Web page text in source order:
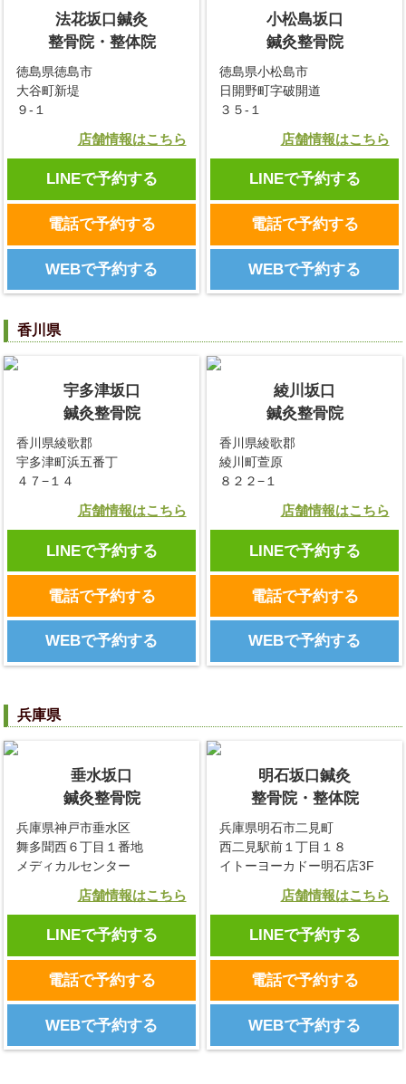
法花坂口鍼灸
整骨院・整体院
徳島県徳島市
大谷町新堤
９-１
店舗情報はこちら
LINEで予約する
電話で予約する
WEBで予約する
小松島坂口
鍼灸整骨院
徳島県小松島市
日開野町字破開道
３５-１
店舗情報はこちら
LINEで予約する
電話で予約する
WEBで予約する
香川県
宇多津坂口
鍼灸整骨院
香川県綾歌郡
宇多津町浜五番丁
４７−１４
店舗情報はこちら
LINEで予約する
電話で予約する
WEBで予約する
綾川坂口
鍼灸整骨院
香川県綾歌郡
綾川町萱原
８２２−１
店舗情報はこちら
LINEで予約する
電話で予約する
WEBで予約する
兵庫県
垂水坂口
鍼灸整骨院
兵庫県神戸市垂水区
舞多聞西６丁目１番地
メディカルセンター
店舗情報はこちら
LINEで予約する
電話で予約する
WEBで予約する
明石坂口鍼灸
整骨院・整体院
兵庫県明石市二見町
西二見駅前１丁目１８
イトーヨーカドー明石店3F
店舗情報はこちら
LINEで予約する
電話で予約する
WEBで予約する